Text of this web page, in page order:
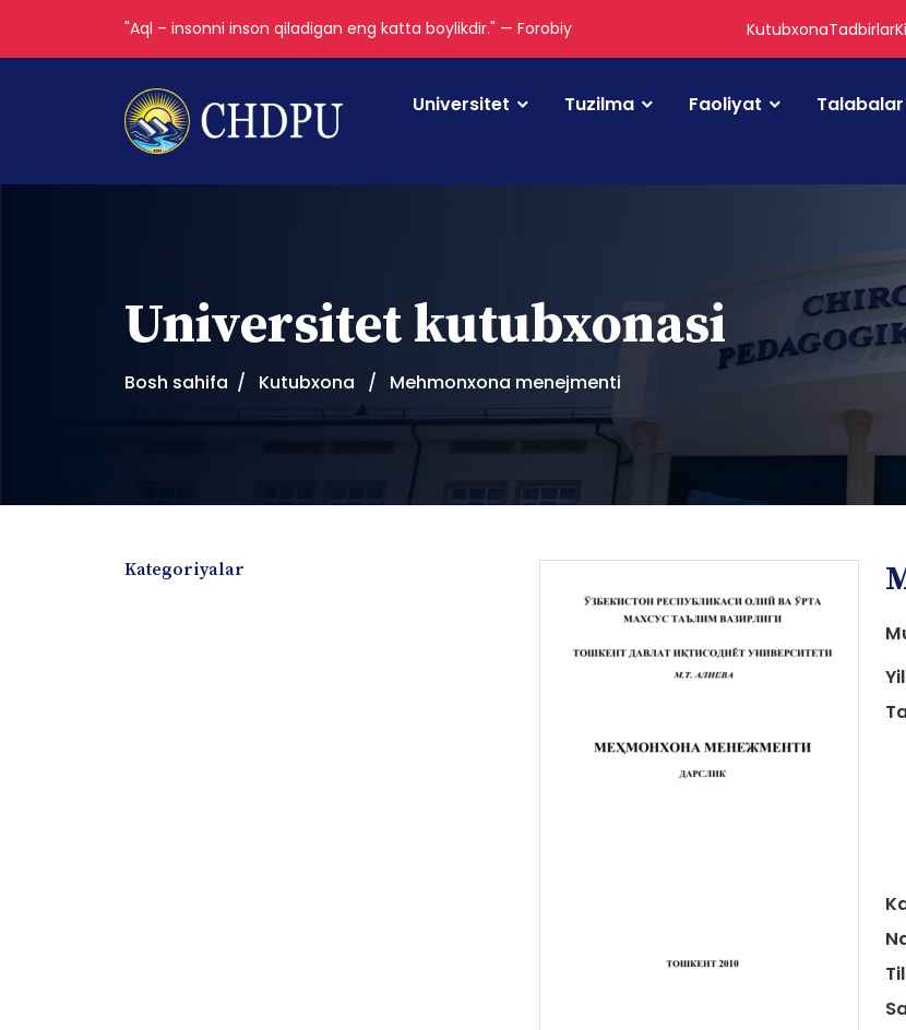
"Aql – insonni inson qiladigan eng katta boylikdir." — Forobiy KutubxonaTadbirlar
Universitet Tuzilma Faoliyat Talabalar
Universitet kutubxonasi
Bosh sahifa Kutubxona Mehmonxona menejmenti
Kategoriyalar